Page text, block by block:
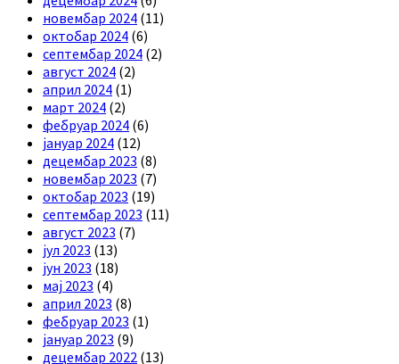
новембар 2024 (11)
октобар 2024 (6)
септембар 2024 (2)
август 2024 (2)
април 2024 (1)
март 2024 (2)
фебруар 2024 (6)
јануар 2024 (12)
децембар 2023 (8)
новембар 2023 (7)
октобар 2023 (19)
септембар 2023 (11)
август 2023 (7)
јул 2023 (13)
јун 2023 (18)
мај 2023 (4)
април 2023 (8)
фебруар 2023 (1)
јануар 2023 (9)
децембар 2022 (13)